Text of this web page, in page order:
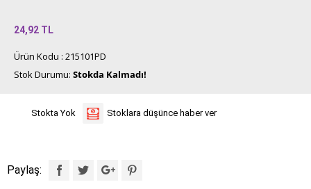
24,92 TL
Ürün Kodu : 215101PD
Stok Durumu: Stokda Kalmadı!
Stokta Yok Stoklara düşünce haber ver
Paylaş: